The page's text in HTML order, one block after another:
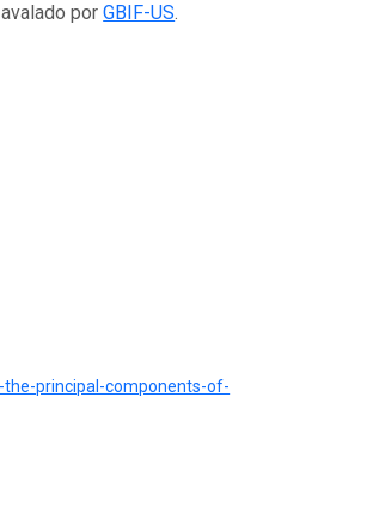
porGBIF-US.
principal-components-of-